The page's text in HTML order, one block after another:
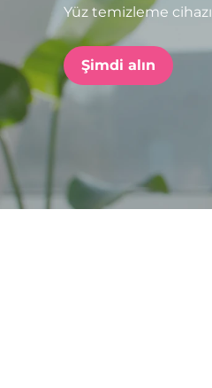
Yüz temizleme cihazı
Şimdi alın
issa™ Teeth Whitening Set
POPÜLER